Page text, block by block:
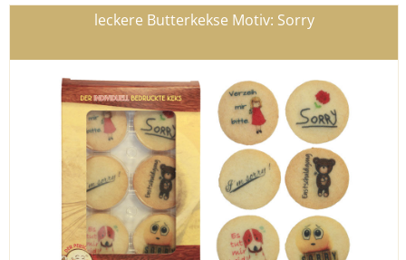
leckere Butterkekse Motiv: Sorry